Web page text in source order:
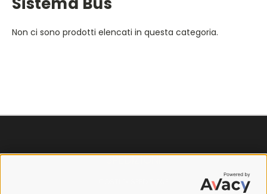
Non ci sono prodotti elencati in questa categoria.
SPEDIZIONI